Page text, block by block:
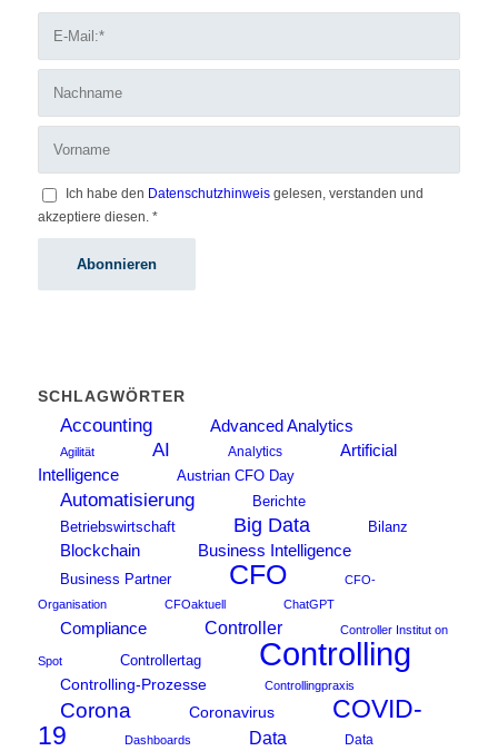
Ich habe den Datenschutzhinweisgelesen, verstanden und
akzeptiere diesen. *
SCHLAGWÖRTER
Accounting Advanced Analytics
Agilität AI Analytics
Artificial
Intelligence
Austrian CFO Day
Automatisierung
Berichte
Betriebswirtschaft
Big Data Bilanz
Blockchain Business Intelligence
Business Partner CFO
CFO-
Organisation
CFOaktuell ChatGPT
Compliance Controller Controller Institut on
Spot Controllertag Controlling
Controlling-Prozesse Controllingpraxis
Corona Coronavirus
COVID-
19
Dashboards Data
Data